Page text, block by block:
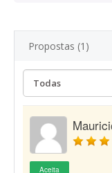
Propostas (1)
Aceita